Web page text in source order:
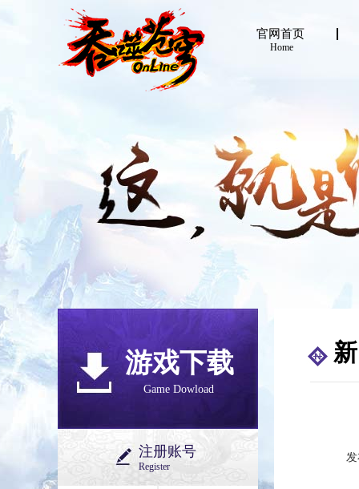
官网首页
Home
游戏下载
Game Dowload
注册账号
Register
发